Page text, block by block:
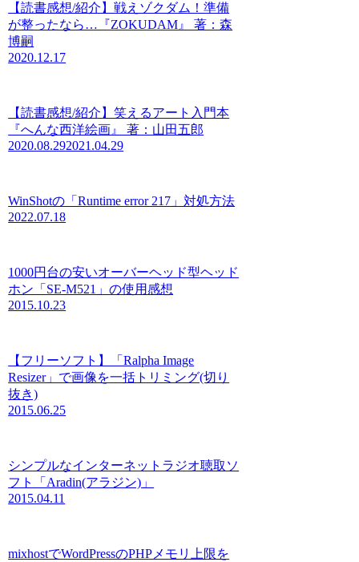
【読書感想/紹介】戦えゾクダム！準備
が整ったなら…『ZOKUDAM』 著：森
博嗣
2020.12.17
【読書感想/紹介】笑えるアート入門本
『へんな西洋絵画』 著：山田五郎
2020.08.292021.04.29
WinShotの「Runtime error 217」対処方法
2022.07.18
1000円台の安いオーバーヘッド型ヘッド
ホン「SE-M521」の使用感想
2015.10.23
【フリーソフト】「Ralpha Image
Resizer」で画像を一括トリミング(切り
抜き)
2015.06.25
シンプルなインターネットラジオ聴取ソ
フト「Aradin(アラジン)」
2015.04.11
mixhostでWordPressのPHPメモリ上限を